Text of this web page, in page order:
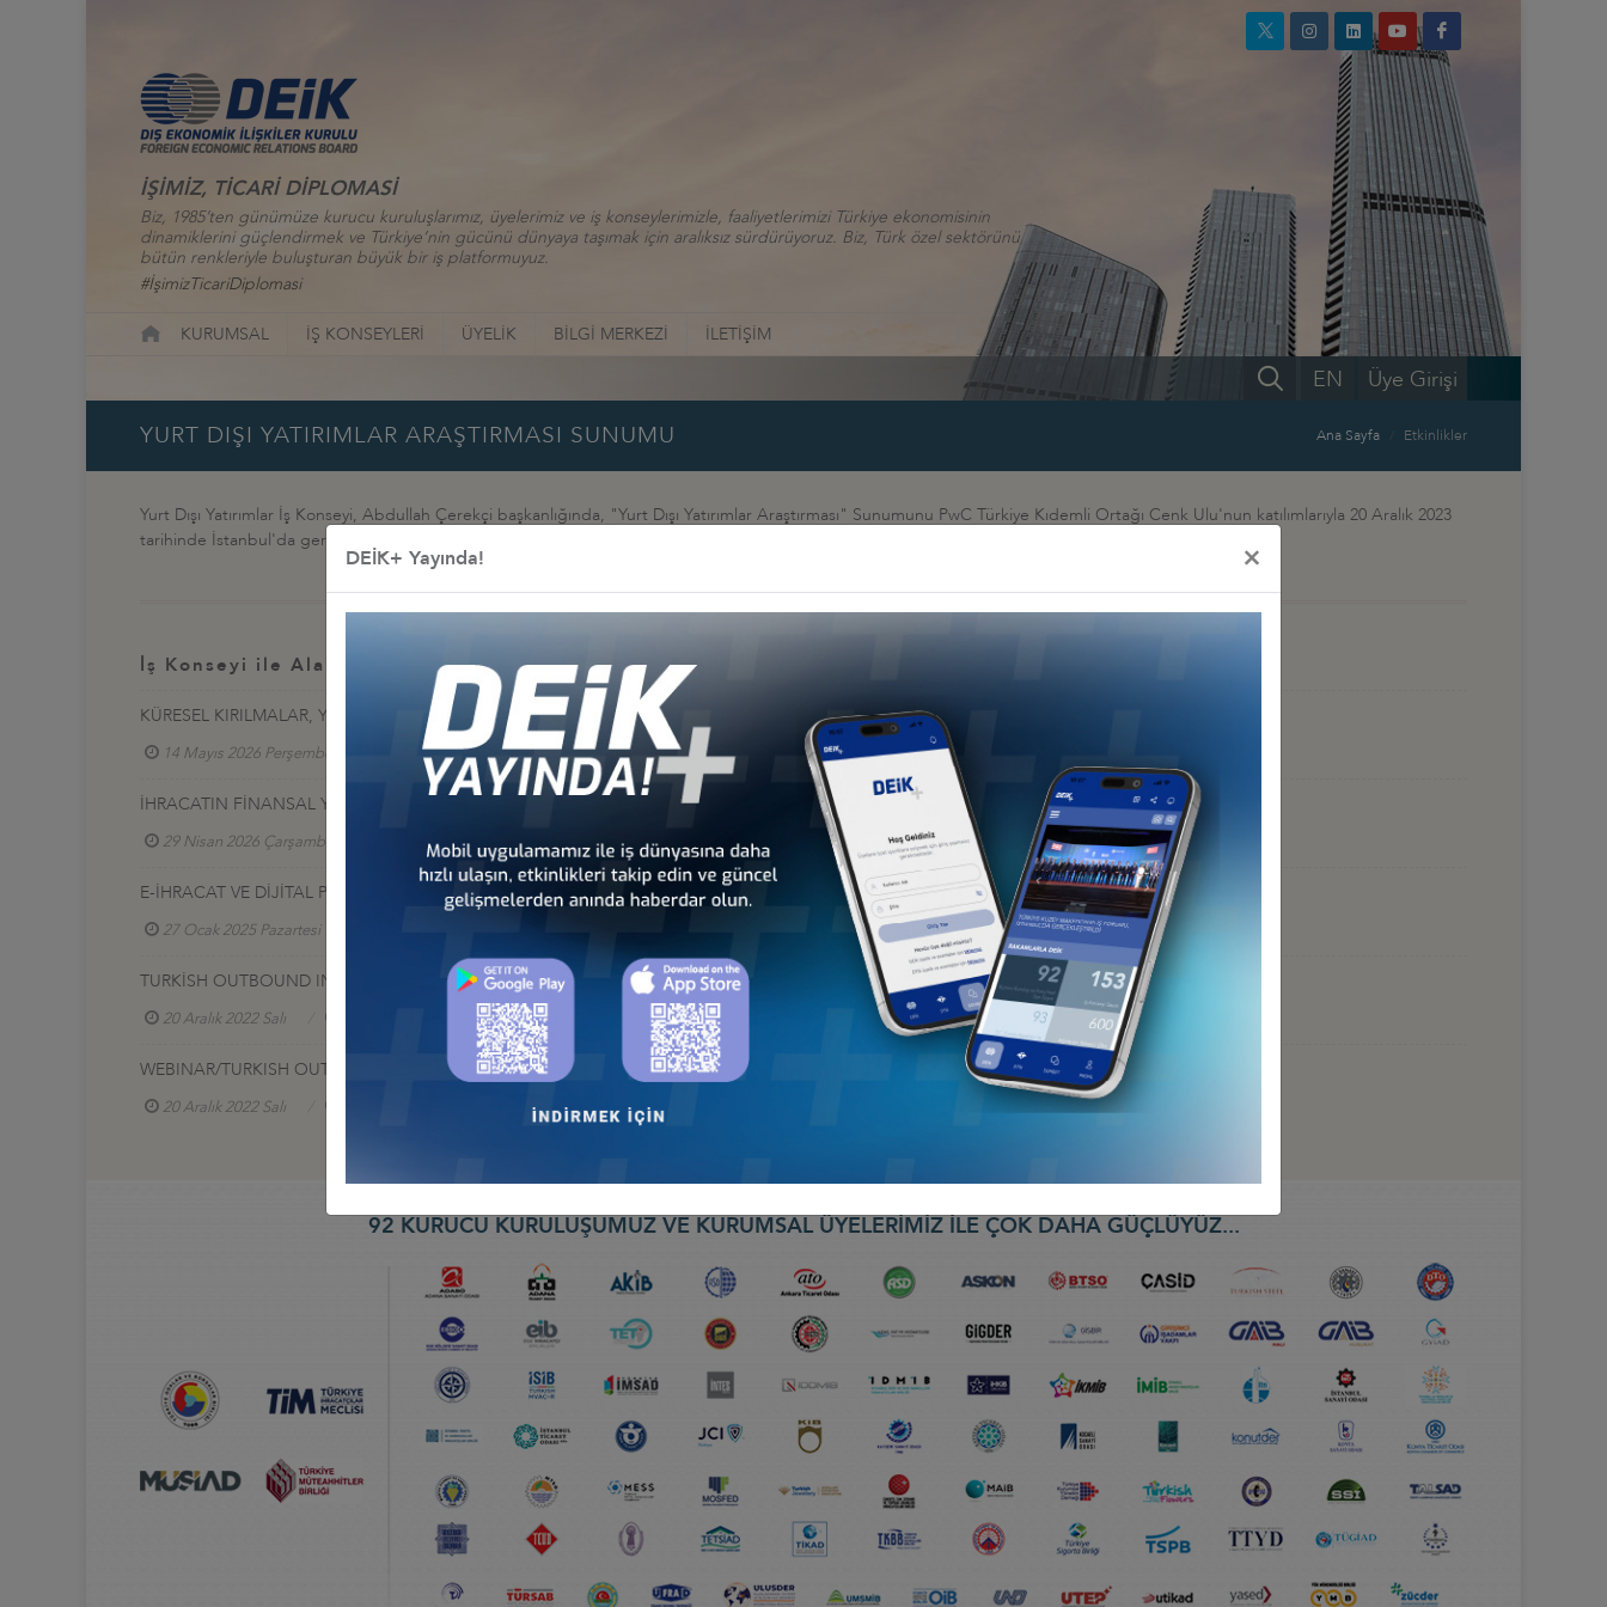
İŞİMİZ, TİCARİ DİPLOMASİ
Biz, 1985’ten günümüze kurucu kuruluşlarımız, üyelerimiz ve iş konseylerimizle, faaliyetlerimizi Türkiye ekonomisinin
dinamiklerini güçlendirmek ve Türkiye’nin gücünü dünyaya taşımak için aralıksız sürdürüyoruz. Biz, Türk özel sektörünü
bütün renkleriyle buluşturan büyük bir iş platformuyuz.
#İşimizTicariDiplomasi
KURUMSAL İŞ KONSEYLERİ ÜYELİK BİLGİ MERKEZİ İLETİŞİM
Üye Girişi
EN
YURT DIŞI YATIRIMLAR ARAŞTIRMASI SUNUMU Ana Sayfa Etkinlikler
Yurt Dışı Yatırımlar İş Konseyi, Abdullah Çerekçi başkanlığında, "Yurt Dışı Yatırımlar Araştırması" Sunumunu PwC Türkiye Kıdemli Ortağı Cenk Ulu'nun katılımlarıyla 20 Aralık 2023
tarihinde İstanbul'da gerçekleştirdi. Sunumda, Türk firmalarımızın en fazla yatırım yaptığı ülkeler, sektörler, yatırım yaparken bakılan kriterler incelendi.
İş Konseyi ile Alakalı Diğer Etkinlikler
KÜRESEL KIRILMALAR, YENİ FIRSATLAR: TÜRKİYE’NİN STRATEJİK KONUMLANMASI
14 Mayıs 2026 Perşembe Yurt Dışı Yatırımlar İş Konseyi
İHRACATIN FİNANSAL YOL HARİTASI, DEİK MERKEZİ
29 Nisan 2026 Çarşamba Yurt Dışı Yatırımlar İş Konseyi
E-İHRACAT VE DİJİTAL PAZARLAMA DESTEKLERİ BİLGİLENDİRME TOPLANTISI
27 Ocak 2025 Pazartesi
TURKİSH OUTBOUND INVESTMENTS DEEP DİVE SERİES: SPOTLİGHT ON WESTERN BALKANS WEBİNARI
20 Aralık 2022 Salı Yurt Dışı Yatırımlar İş Konseyi
WEBINAR/TURKISH OUTBOUND INVESTMENTS DEEP DIVE SERIES: SPOTLIGHT ON WESTERN BALKANS
20 Aralık 2022 Salı Yurt Dışı Yatırımlar İş Konseyi
92 KURUCU KURULUŞUMUZ VE KURUMSAL ÜYELERİMİZ İLE ÇOK DAHA GÜÇLÜYÜZ...
DEİK+ Yayında! ×